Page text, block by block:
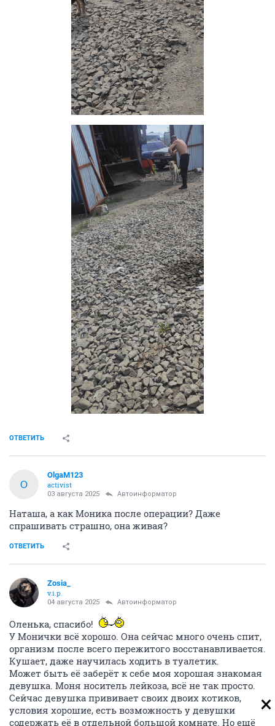
ОТВЕТИТЬ
O
OlgaM123
activist
03 августа 2025 Автоинформатор
Наташа, а как Моника после операции? Даже
спрашивать страшно, она живая?
ОТВЕТИТЬ
Zosia_
v.i.p.
04 августа 2025 Автоинформатор
Оленька, спасибо!
У Монички всё хорошо. Она сейчас много очень спит,
организм после всего пережитого восстанавливается.
Кушает, даже научилась ходить в туалетик.
Может быть её заберёт к себе моя хорошая знакомая
девушка. Моня носитель лейкоза, всё не так просто.
Сейчас девушка прививает своих двоих котиков,
условия хорошие, есть возможность у девушки
содержать её в отдельной большой комнате. Но ещё